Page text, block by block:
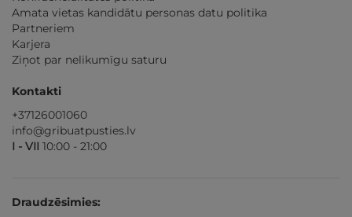
Amata vietas kandidātu personas datu politika
Partneriem
Karjera
Ziņot par nelikumīgu saturu
Kontakti
+37126001060
info@gribuatpusties.lv
I - VII 10:00 - 21:00
Draudzēsimies: